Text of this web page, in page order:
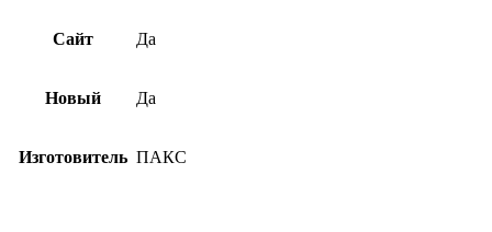
Сайт Да
Новый Да
Изготовитель ПАКС